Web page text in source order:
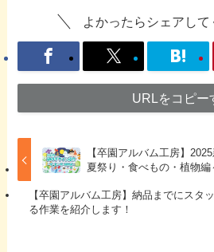
よかったらシェアして
URLをコピー
【卒園アルバム工房】
夏祭り・食べもの・植物編
【卒園アルバム工房】納品までにスタ
る作業を紹介します！